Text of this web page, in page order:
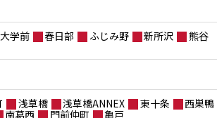
学前 春日部 ふじみ野 新所沢
熊谷
浅草橋 浅草橋ANNEX 東十条
西巣鴨
南葛西 門前仲町
亀戸